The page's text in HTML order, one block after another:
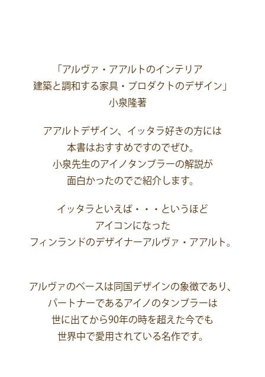
「アルヴァ・アアルトのインテリア
建築と調和する家具・プロダクトのデザイン」
小泉隆著
アアルトデザイン、イッタラ好きの方には
本書はおすすめですのでぜひ。
小泉先生のアイノタンブラーの解説が
面白かったのでご紹介します。
イッタラといえば・・・というほど
アイコンになった
フィンランドのデザイナーアルヴァ・アアルト。
アルヴァのベースは同国デザインの象徴であり、
パートナーであるアイノのタンブラーは
世に出てから90年の時を超えた今でも
世界中で愛用されている名作です。